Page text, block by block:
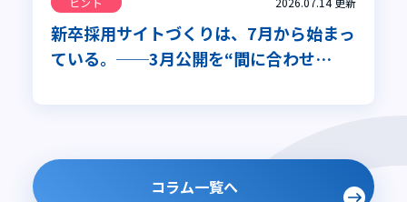
新卒採用サイトづくりは、7月から始まっ
ている。──3月公開を“間に合わせ
コラム一覧へ